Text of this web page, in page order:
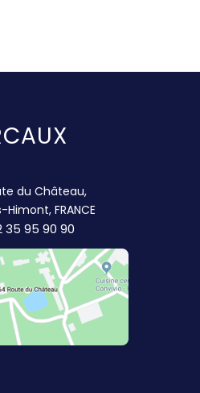
du Château,
Himont, FRANCE
35 95 90 90